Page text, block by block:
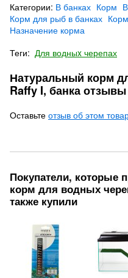
Категории: В банках Корм
Корм для рыб в банках
Назначение корма
Теги: Для водныx черепах
Натуральный корм
Raffy I, банка отзывы
Оставьте отзыв об этом
Покупатели, которые
корм для водных
также купили